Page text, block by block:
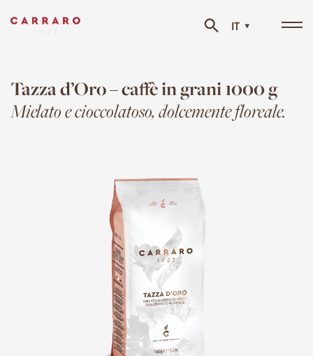
IT
Tazza d’Oro – caffè in grani 1000 g
Mielato e cioccolatoso, dolcemente floreale.